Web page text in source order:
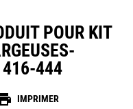
POUR KIT
416-444
IMPRIMER